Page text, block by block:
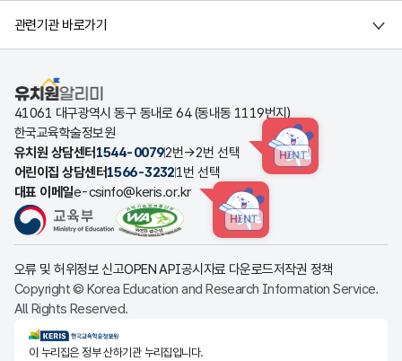
관련기관 바로가기
유치원알리미
41061 대구광역시 동구 동내로 64 (동내동 1119번지)
한국교육학술정보원
유치원 상담센터 1544-00792번→2번 선택 HINT
어린이집 상담센터1566-32321번 선택
대표 이메일e-csinfo@keris.or.kr
HINT
오류 및 허위정보 신고OPEN API공시자료 다운로드저작권 정책
Copyright © Korea Education and Research Information Service.
All Rights Reserved.
KERIS한국교육학술정보원
이 누리집은 정부 산하기관 누리집입니다.